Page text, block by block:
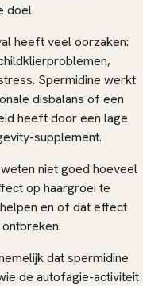
doel.
heeft veel oorzaken:
Spermidine werkt
disbalans of een
heeft door een lage
supplement.
niet goed hoeveel
op haargroei te
en of dat effect
dat spermidine
de autofagie-activiteit